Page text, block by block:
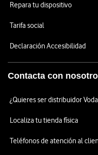
Repara tu dispositivo
Tarifa social
Declaración Accesibilidad
Contacta con
¿Quieres ser distribuidor
Localiza tu tienda física
Teléfonos de atención al